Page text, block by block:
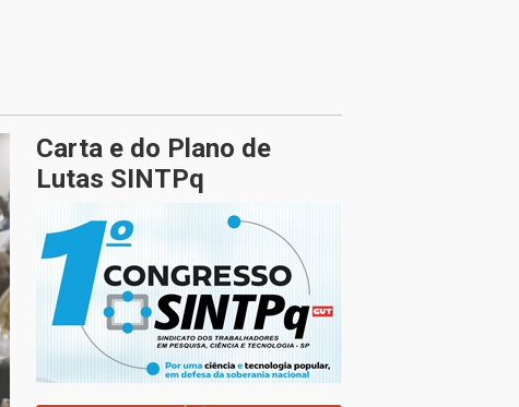
Carta e do Plano de
Lutas SINTPq